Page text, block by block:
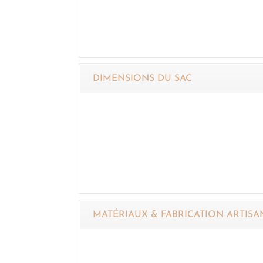
DIMENSIONS DU SAC
MATÉRIAUX & FABRICATION